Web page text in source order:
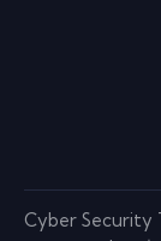
Cyber ​​Security